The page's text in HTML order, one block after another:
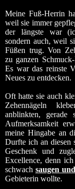
Meine Fuß-Herrin
weil sie immer
der längste war
sondern auch, weil
Füßen trug. Von
zu ganzen
Es war das reinste
Neues zu entdecken.
Oft hatte sie auch
Zehennägeln
anblinkten,
Aufmerksamkeit
meine Hingabe an
Durfte ich an diesen
Geschenk und
Excellence, denn
schwach saugen
Gebieterin wollte.